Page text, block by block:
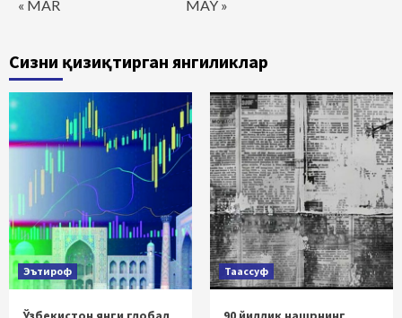
« MAR MAY »
Сизни қизиқтирган янгиликлар
Эътироф Таассуф